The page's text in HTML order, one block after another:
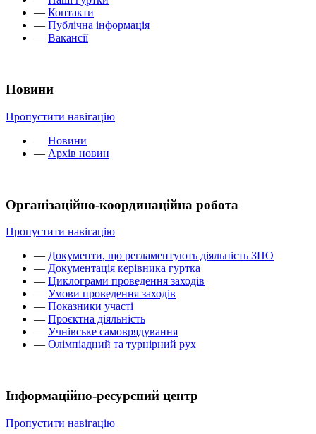
— Контакти
— Публічна інформація
— Вакансії
Новини
Пропустити навігацію
— Новини
— Архів новин
Організаційно-координаційна робота
Пропустити навігацію
— Документи, що регламентують діяльність ЗПО
— Документація керівника гуртка
— Циклограми проведення заходів
— Умови проведення заходів
— Показники участі
— Проєктна діяльність
— Учнівське самоврядування
— Олімпіадний та турнірний рух
Інформаційно-ресурсний центр
Пропустити навігацію